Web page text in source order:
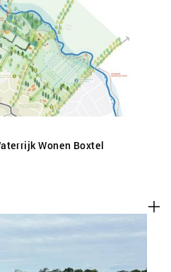
Wonen Boxtel
OP